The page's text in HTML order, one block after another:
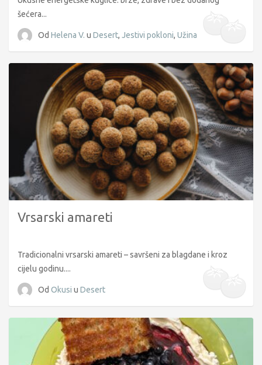
šećera...
Od Helena V. u Desert, Jestivi pokloni, Užina
Vrsarski amareti
Tradicionalni vrsarski amareti – savršeni za blagdane i kroz
cijelu godinu....
Od Okusi u Desert